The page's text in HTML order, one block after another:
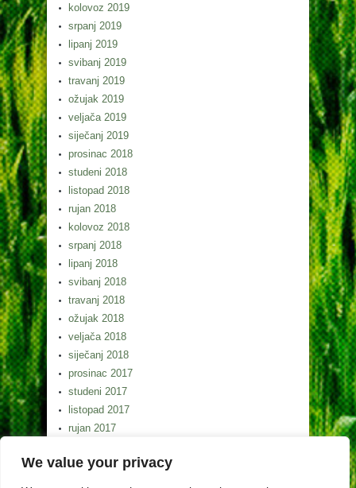
We value your privacy
kolovoz 2019
srpanj 2019
lipanj 2019
svibanj 2019
travanj 2019
ožujak 2019
veljača 2019
siječanj 2019
prosinac 2018
studeni 2018
listopad 2018
rujan 2018
kolovoz 2018
srpanj 2018
lipanj 2018
svibanj 2018
travanj 2018
ožujak 2018
veljača 2018
siječanj 2018
prosinac 2017
studeni 2017
listopad 2017
rujan 2017
srpanj 2017